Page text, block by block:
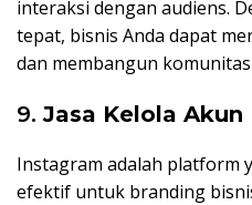
interaksi dengan audiens.
tepat, bisnis Anda dapat
dan membangun
9.Jasa Kelola
Instagram adalah platform
efektif untuk branding